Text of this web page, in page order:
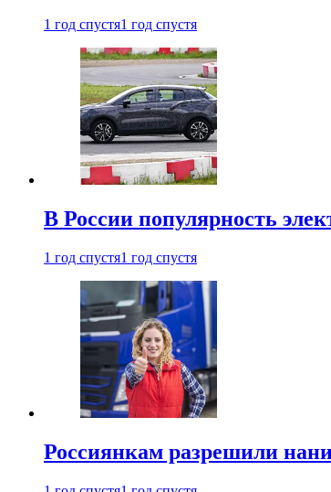
1 год спустя1 год спустя
В России популярность
1 год спустя1 год спустя
Россиянкам разрешили